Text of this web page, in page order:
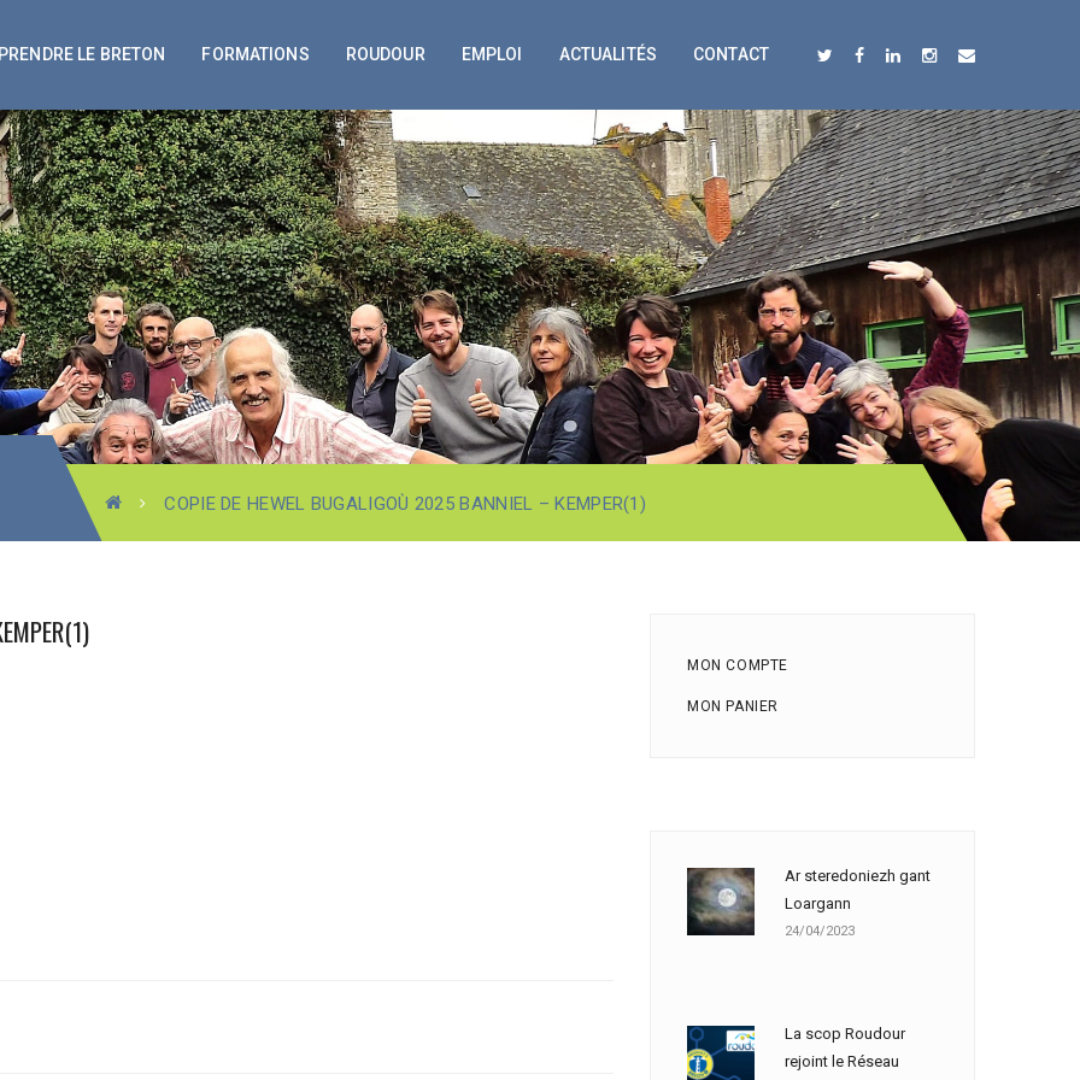
LE BRETON FORMATIONS ROUDOUR EMPLOI ACTUALITÉS CONTACT
COPIE DE HEWEL BUGALIGOÙ 2025 BANNIEL – KEMPER(1)
MON COMPTE
MON PANIER
Ar steredoniezh gant
Loargann
24/04/2023
La scop Roudour
rejoint le Réseau